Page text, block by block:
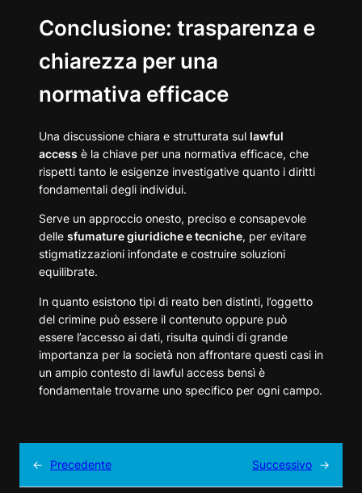
Conclusione: trasparenza e
chiarezza per una
normativa efficace
Una discussione chiara e strutturata sul lawful
access è la chiave per una normativa efficace, che
rispetti tanto le esigenze investigative quanto i diritti
fondamentali degli individui.
Serve un approccio onesto, preciso e consapevole
delle sfumature giuridiche e tecniche, per evitare
stigmatizzazioni infondate e costruire soluzioni
equilibrate.
In quanto esistono tipi di reato ben distinti, l’oggetto
del crimine può essere il contenuto oppure può
essere l’accesso ai dati, risulta quindi di grande
importanza per la società non affrontare questi casi in
un ampio contesto di lawful access bensì è
fondamentale trovarne uno specifico per ogni campo.
← Precedente Successivo →